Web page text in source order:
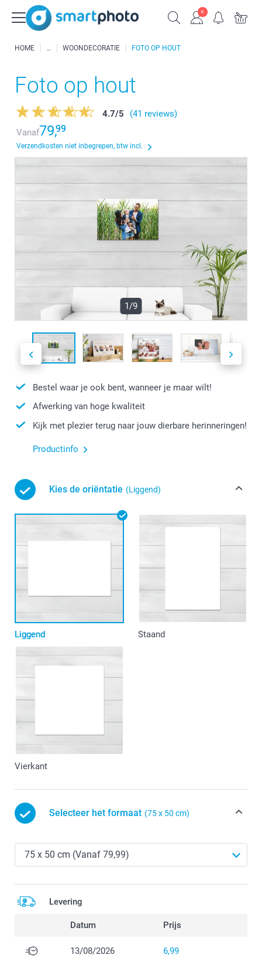
HOME WOONDECORATIE FOTO OP HOUT
Foto op hout
4.7/5
(41 reviews)
Vanaf79,99
Verzendkosten niet inbegrepen, btw incl.
1/9
Bestel waar je ook bent, wanneer je maar wilt!
Afwerking van hoge kwaliteit
Kijk met plezier terug naar jouw dierbare herinneringen!
Productinfo
Kies de oriëntatie (Liggend)
Liggend Staand
Vierkant
Selecteer het formaat (75 x 50 cm)
Levering
Datum Prijs
13/08/2026 6,99